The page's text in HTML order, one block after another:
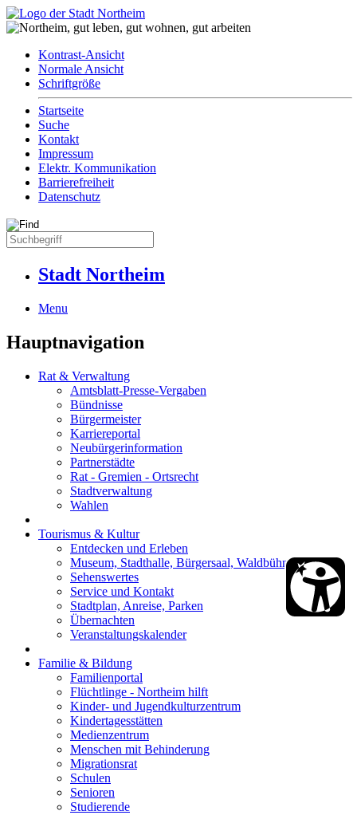
Kontrast-Ansicht
Normale Ansicht
Schriftgröße
Startseite
Suche
Kontakt
Impressum
Elektr. Kommunikation
Barrierefreiheit
Datenschutz
Stadt Northeim
Menu
Hauptnavigation
Rat & Verwaltung
Amtsblatt-Presse-Vergaben
Bündnisse
Bürgermeister
Karriereportal
Neubürgerinformation
Partnerstädte
Rat - Gremien - Ortsrecht
Stadtverwaltung
Wahlen
Tourismus & Kultur
Entdecken und Erleben
Museum, Stadthalle, Bürgersaal, Waldbühne
Sehenswertes
Service und Kontakt
Stadtplan, Anreise, Parken
Übernachten
Veranstaltungskalender
Familie & Bildung
Familienportal
Flüchtlinge - Northeim hilft
Kinder- und Jugendkulturzentrum
Kindertagesstätten
Medienzentrum
Menschen mit Behinderung
Migrationsrat
Schulen
Senioren
Studierende